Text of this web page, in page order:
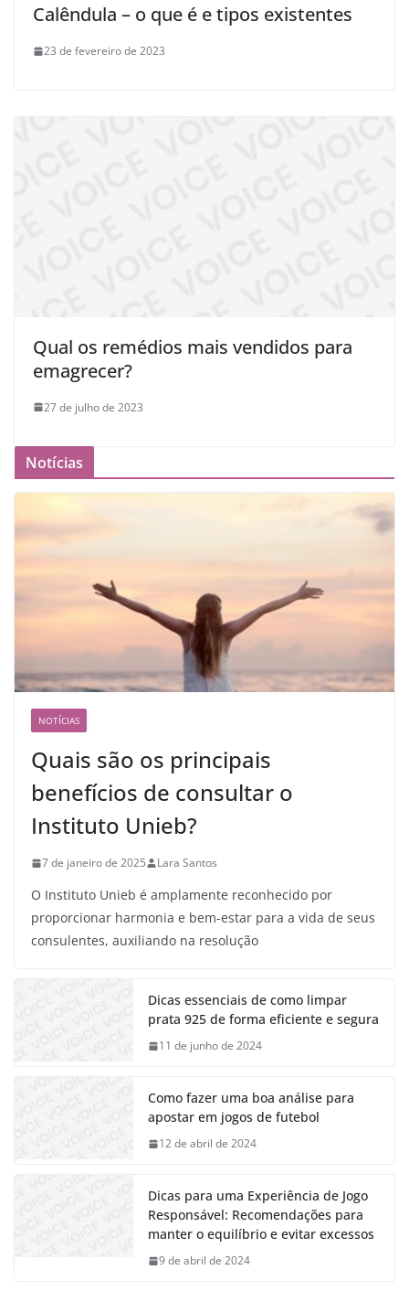
Calêndula – o que é e tipos existentes
23 de fevereiro de 2023
Qual os remédios mais vendidos para
emagrecer?
27 de julho de 2023
Notícias
NOTÍCIAS
Quais são os principais
benefícios de consultar o
Instituto Unieb?
7 de janeiro de 2025 Lara Santos
O Instituto Unieb é amplamente reconhecido por
proporcionar harmonia e bem-estar para a vida de seus
consulentes, auxiliando na resolução
Dicas essenciais de como limpar
prata 925 de forma eficiente e segura
11 de junho de 2024
Como fazer uma boa análise para
apostar em jogos de futebol
12 de abril de 2024
Dicas para uma Experiência de Jogo
Responsável: Recomendações para
manter o equilíbrio e evitar excessos
9 de abril de 2024